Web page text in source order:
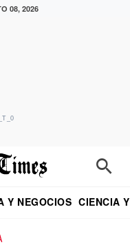
08, 2026
Y NEGOCIOS CIENCIA